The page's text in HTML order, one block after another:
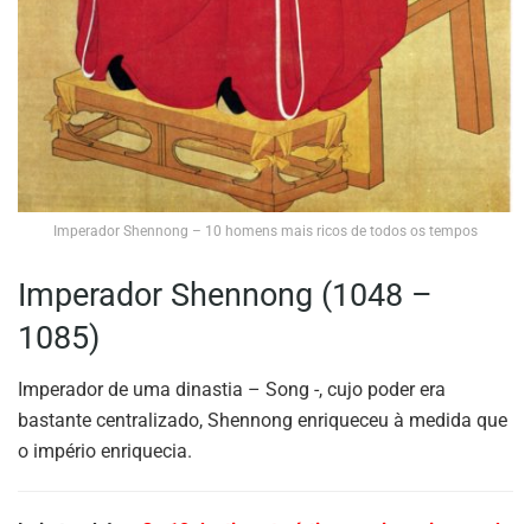
Imperador Shennong – 10 homens mais ricos de todos os tempos
Imperador Shennong (1048 –
1085)
Imperador de uma dinastia – Song -, cujo poder era
bastante centralizado, Shennong enriqueceu à medida que
o império enriquecia.